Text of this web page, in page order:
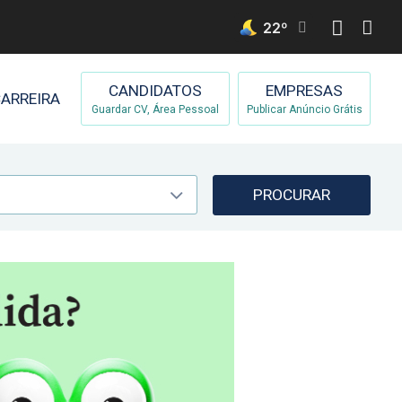
22º
CANDIDATOS
Guardar CV, Área Pessoal
EMPRESAS
Publicar Anúncio Grátis
PROCURAR